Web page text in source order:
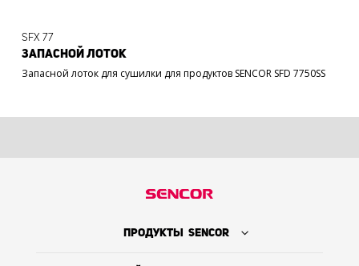
SFX 77
ЗАПАСНОЙ ЛОТОК
Запасной лоток для сушилки для продуктов SENCOR SFD 7750SS
ПРОДУКТЫ SENCOR